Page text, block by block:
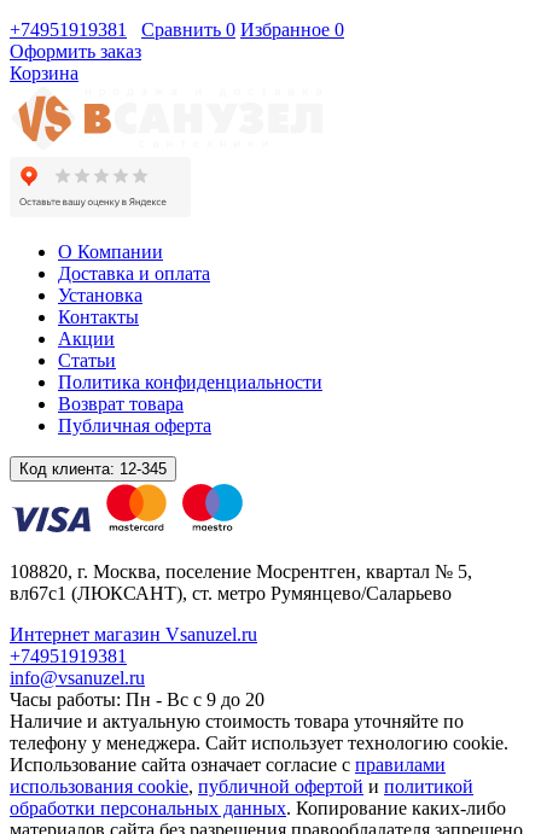
+74951919381
Сравнить 0 Избранное 0
Оформить заказ
Корзина
О Компании
Доставка и оплата
Установка
Контакты
Акции
Статьи
Политика конфиденциальности
Возврат товара
Публичная оферта
Код клиента: 12-345
108820, г. Москва, поселение Мосрентген, квартал № 5,
вл67с1 (ЛЮКСАНТ), ст. метро Румянцево/Саларьево
Интернет магазин Vsanuzel.ru
+74951919381
info@vsanuzel.ru
Часы работы: Пн - Вс с 9 до 20
Наличие и актуальную стоимость товара уточняйте по
телефону у менеджера. Сайт использует технологию cookie.
Использование сайта означает согласие с правилами
использования cookie, публичной офертой и политикой
обработки персональных данных. Копирование каких-либо
материалов сайта без разрешения правообладателя запрещено.